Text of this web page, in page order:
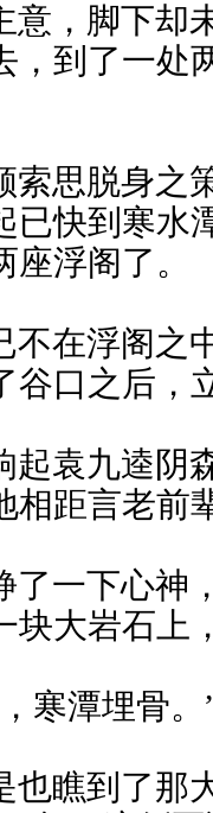
，脚下却
，到了一处
思脱身之
已快到寒水
浮阁了。
在浮阁之
谷口之后，
袁九逵阴
相距言老前
一下心神
块大岩石上
寒潭埋骨。
瞧到了那